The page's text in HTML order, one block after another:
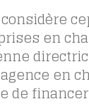
en
en
de